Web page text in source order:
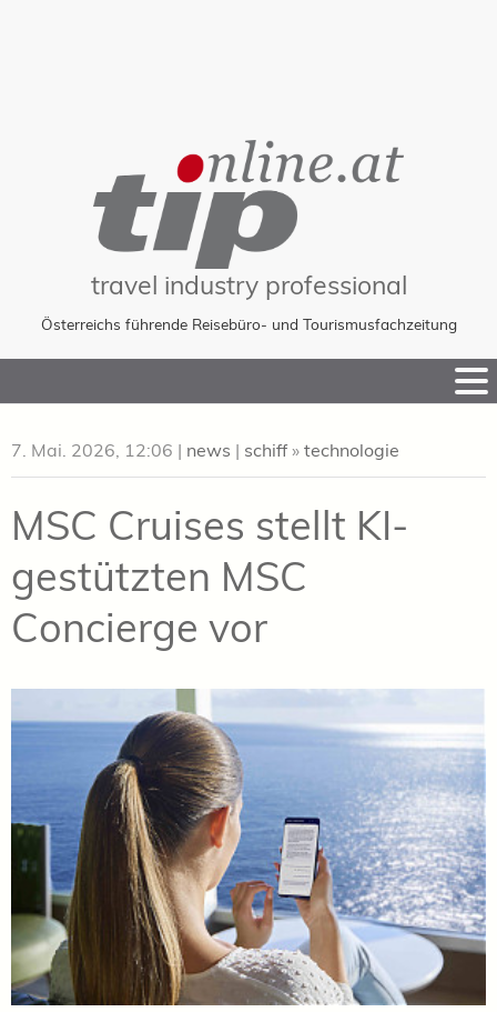
travel industry professional
Österreichs führende Reisebüro- und Tourismusfachzeitung
to
7. Mai. 2026, 12:06 | news | schiff » technologie
MSC Cruises stellt KI-
gestützten MSC
Concierge vor